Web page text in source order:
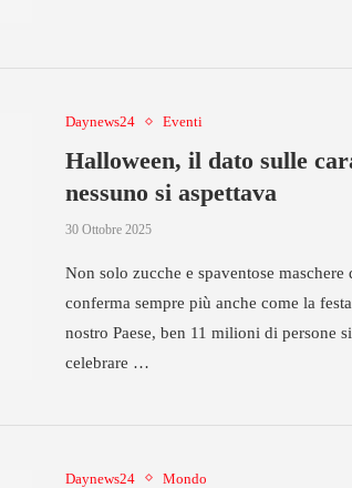
Daynews24 Eventi
Halloween, il dato sulle
nessuno si aspettava
30 Ottobre 2025
Non solo zucche e spaventose
conferma sempre più anche come la
nostro Paese, ben 11 milioni di persone
celebrare …
Daynews24 Mondo